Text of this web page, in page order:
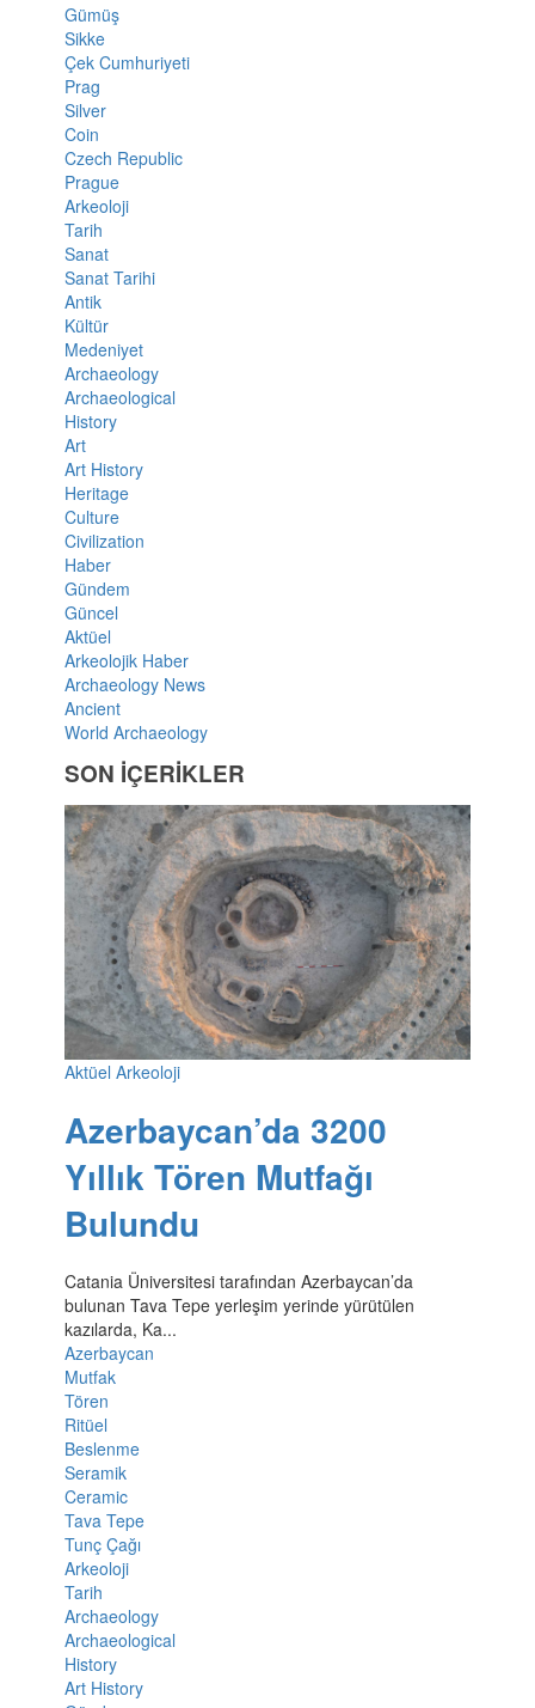
Gümüş
Sikke
Çek Cumhuriyeti
Prag
Silver
Coin
Czech Republic
Prague
Arkeoloji
Tarih
Sanat
Sanat Tarihi
Antik
Kültür
Medeniyet
Archaeology
Archaeological
History
Art
Art History
Heritage
Culture
Civilization
Haber
Gündem
Güncel
Aktüel
Arkeolojik Haber
Archaeology News
Ancient
World Archaeology
SON İÇERİKLER
Aktüel Arkeoloji
Azerbaycan’da 3200
Yıllık Tören Mutfağı
Bulundu
Catania Üniversitesi tarafından Azerbaycan’da
bulunan Tava Tepe yerleşim yerinde yürütülen
kazılarda, Ka...
Azerbaycan
Mutfak
Tören
Ritüel
Beslenme
Seramik
Ceramic
Tava Tepe
Tunç Çağı
Arkeoloji
Tarih
Archaeology
Archaeological
History
Art History